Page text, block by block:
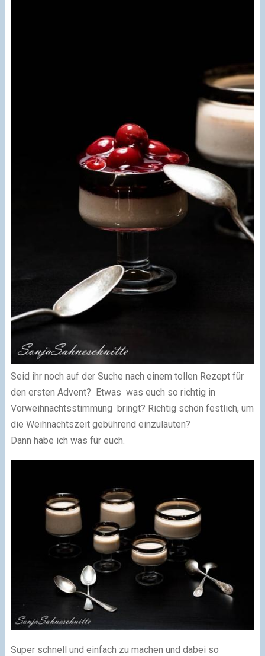
Seid ihr noch auf der Suche nach einem tollen Rezept für
den ersten Advent? Etwas was euch so richtig in
Vorweihnachtsstimmung bringt? Richtig schön festlich, um
die Weihnachtszeit gebührend einzuläuten?
Dann habe ich was für euch.
Super schnell und einfach zu machen und dabei so